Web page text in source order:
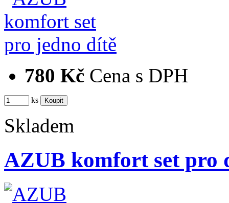
780 Kč Cena s DPH
ks
Skladem
AZUB komfort set pro